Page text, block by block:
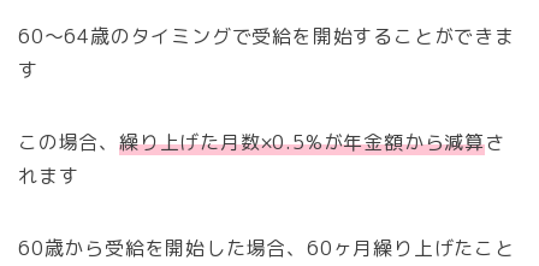
60～64歳のタイミングで受給を開始することができま
す
この場合、 繰り上げた月数×0.5%が年金額から減算さ
れます
60歳から受給を開始した場合、60ヶ月繰り上げたこと